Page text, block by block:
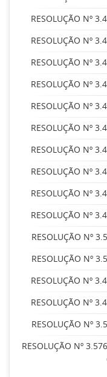
RESOLUÇÃO Nº
RESOLUÇÃO Nº
RESOLUÇÃO Nº
RESOLUÇÃO Nº
RESOLUÇÃO Nº
RESOLUÇÃO Nº
RESOLUÇÃO Nº
RESOLUÇÃO Nº
RESOLUÇÃO Nº
RESOLUÇÃO Nº
RESOLUÇÃO Nº
RESOLUÇÃO Nº
RESOLUÇÃO Nº
RESOLUÇÃO Nº
RESOLUÇÃO Nº
RESOLUÇÃO Nº